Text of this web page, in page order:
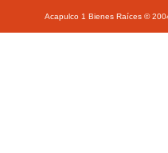
Footer
Acapulco 1 Bienes Raíces ©